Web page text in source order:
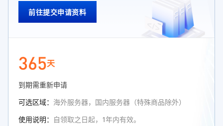
前往提交申请资料
365天
到期需重新申请
可选区域： 海外服务器，国内服务器（特殊商品除外）
使用说明：
自领取之日起，1年内有效。